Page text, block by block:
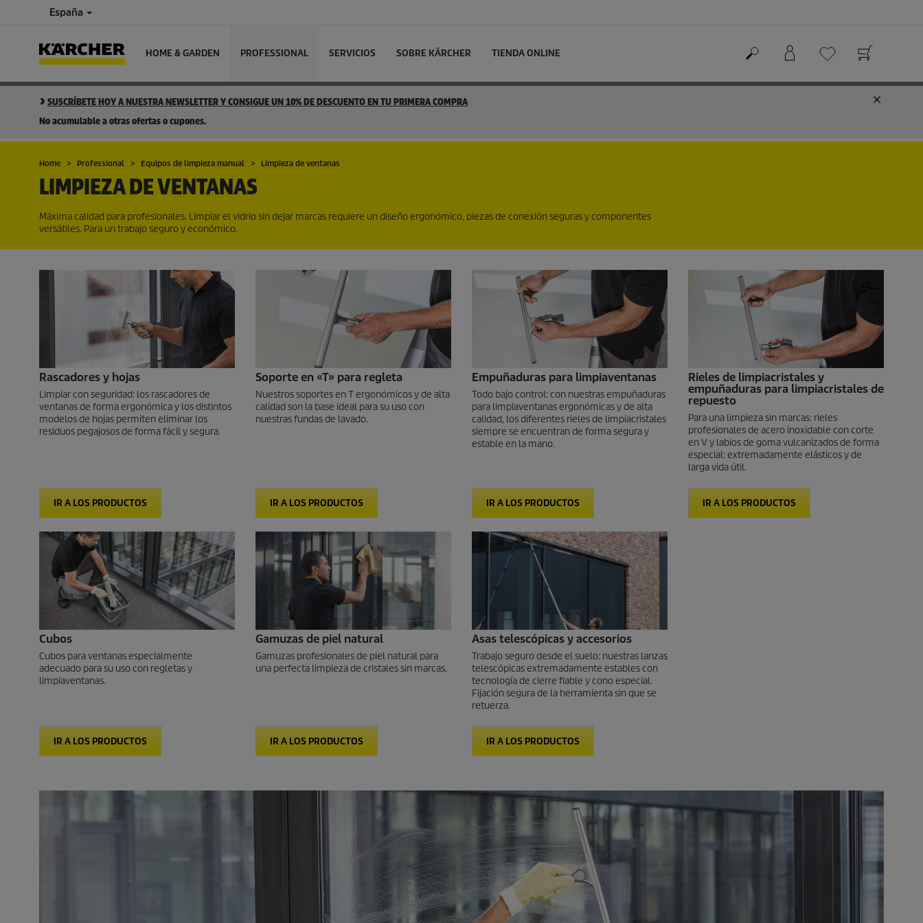
España
HOME & GARDEN PROFESSIONAL SERVICIOS SOBRE KÄRCHER TIENDA ONLINE
SUSCRÍBETE HOY A NUESTRA NEWSLETTER Y CONSIGUE UN 10% DE DESCUENTO EN TU PRIMERA COMPRA
No acumulable a otras ofertas o cupones.
Home Professional Equipos de limpieza manual Limpieza de ventanas
LIMPIEZA DE VENTANAS
Máxima calidad para profesionales. Limpiar el vidrio sin dejar marcas requiere un diseño ergonómico, piezas de conexión seguras y componentes
versátiles. Para un trabajo seguro y económico.
Rascadores y hojas
Limpiar con seguridad: los rascadores de
ventanas de forma ergonómica y los distintos
modelos de hojas permiten eliminar los
residuos pegajosos de forma fácil y segura.
IR A LOS PRODUCTOS
Soporte en «T» para regleta
Nuestros soportes en T ergonómicos y de alta
calidad son la base ideal para su uso con
nuestras fundas de lavado.
IR A LOS PRODUCTOS
Empuñaduras para limpiaventanas
Todo bajo control: con nuestras empuñaduras
para limpiaventanas ergonómicas y de alta
calidad, los diferentes rieles de limpiacristales
siempre se encuentran de forma segura y
estable en la mano.
IR A LOS PRODUCTOS
Rieles de limpiacristales y
empuñaduras para limpiacristales de
repuesto
Para una limpieza sin marcas: rieles
profesionales de acero inoxidable con corte
en V y labios de goma vulcanizados de forma
especial: extremadamente elásticos y de
larga vida útil.
IR A LOS PRODUCTOS
Cubos
Cubos para ventanas especialmente
adecuado para su uso con regletas y
limpiaventanas.
IR A LOS PRODUCTOS
Gamuzas de piel natural
Gamuzas profesionales de piel natural para
una perfecta limpieza de cristales sin marcas.
IR A LOS PRODUCTOS
Asas telescópicas y accesorios
Trabajo seguro desde el suelo: nuestras lanzas
telescópicas extremadamente estables con
tecnología de cierre fiable y cono especial.
Fijación segura de la herramienta sin que se
retuerza.
IR A LOS PRODUCTOS